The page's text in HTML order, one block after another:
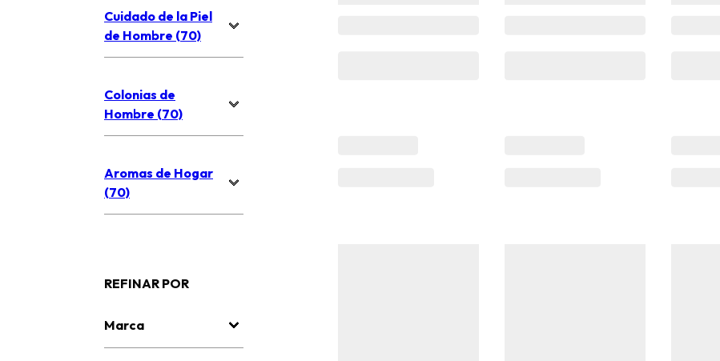
Cuidado de la Piel
de Hombre (70)
Colonias de
Hombre (70)
Aromas de Hogar
(70)
REFINAR POR
Marca